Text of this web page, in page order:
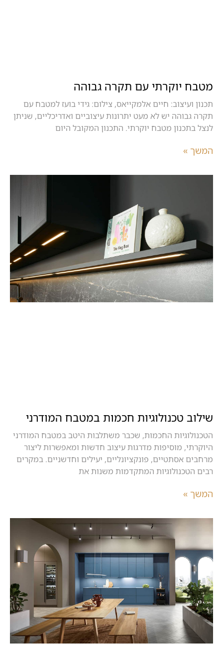
מטבח יוקרתי עם תקרה גבוהה
תכנון ועיצוב: חיים אלמקייאס, צילום: גידי בועז למטבח עם
תקרה גבוהה יש לא מעט יתרונות עיצוביים ואדריכליים, שניתן
לנצל בתכנון מטבח יוקרתי. התכנון המקובל היום
המשך »
שילוב טכנולוגיות חכמות במטבח המודרני
הטכנולוגיות החכמות, שכבר משתלבות היטב במטבח המודרני
היוקרתי, מוסיפות מדרגות עיצוב חדשות ומאפשרות ליצור
מרחבים אסתטיים, פונקציונליים, יעילים וחדשניים. במקרים
רבים הטכנולוגיות המתקדמות משנות את
המשך »